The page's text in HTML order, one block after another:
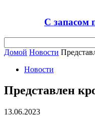
С запасом
Домой Новости
Новости
Представлен
13.06.2023